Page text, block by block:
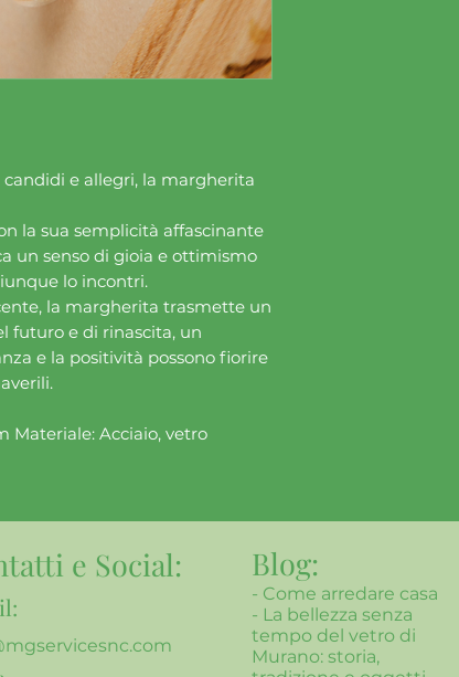
e allegri, la margherita
la sua semplicità affascinante
un senso di gioia e ottimismo
lo incontri.
la margherita trasmette un
futuro e di rinascita, un
e la positività possono fiorire
Materiale: Acciaio, vetro
e Social: Blog:
- Come arredare casa
- La bellezza senza
tempo del vetro di
Murano: storia,